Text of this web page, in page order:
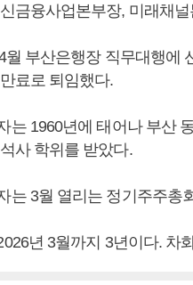
금융사업본부장, 미래채
월 부산은행장 직무대행에
료로 퇴임했다.
는 1960년에 태어나 부산
사 학위를 받았다.
는 3월 열리는 정기주주총
년 3월까지 3년이다. 차